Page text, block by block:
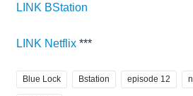
LINK BStation
LINK Netflix ***
Blue Lock Bstation episode 12